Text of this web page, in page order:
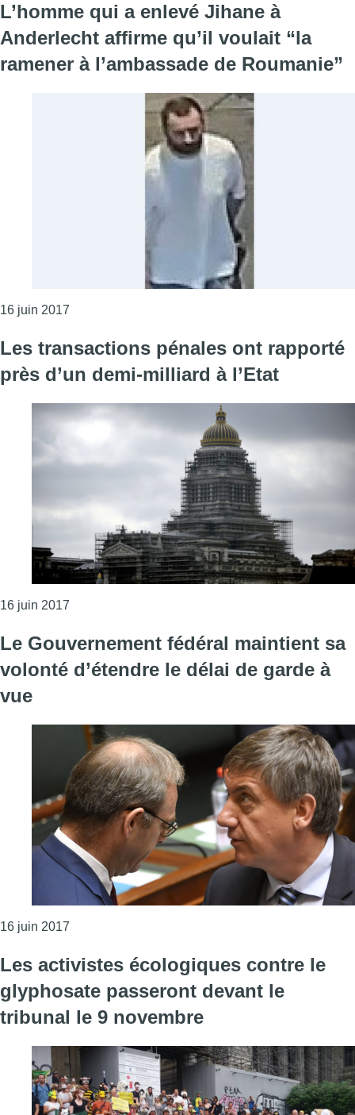
L’homme qui a enlevé Jihane à
Anderlecht affirme qu’il voulait “la
ramener à l’ambassade de Roumanie”
16 juin 2017
Les transactions pénales ont rapporté
près d’un demi-milliard à l’Etat
16 juin 2017
Le Gouvernement fédéral maintient sa
volonté d’étendre le délai de garde à
vue
16 juin 2017
Les activistes écologiques contre le
glyphosate passeront devant le
tribunal le 9 novembre